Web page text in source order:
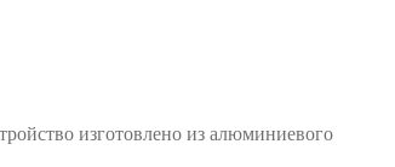
изготовлено из алюминиевого